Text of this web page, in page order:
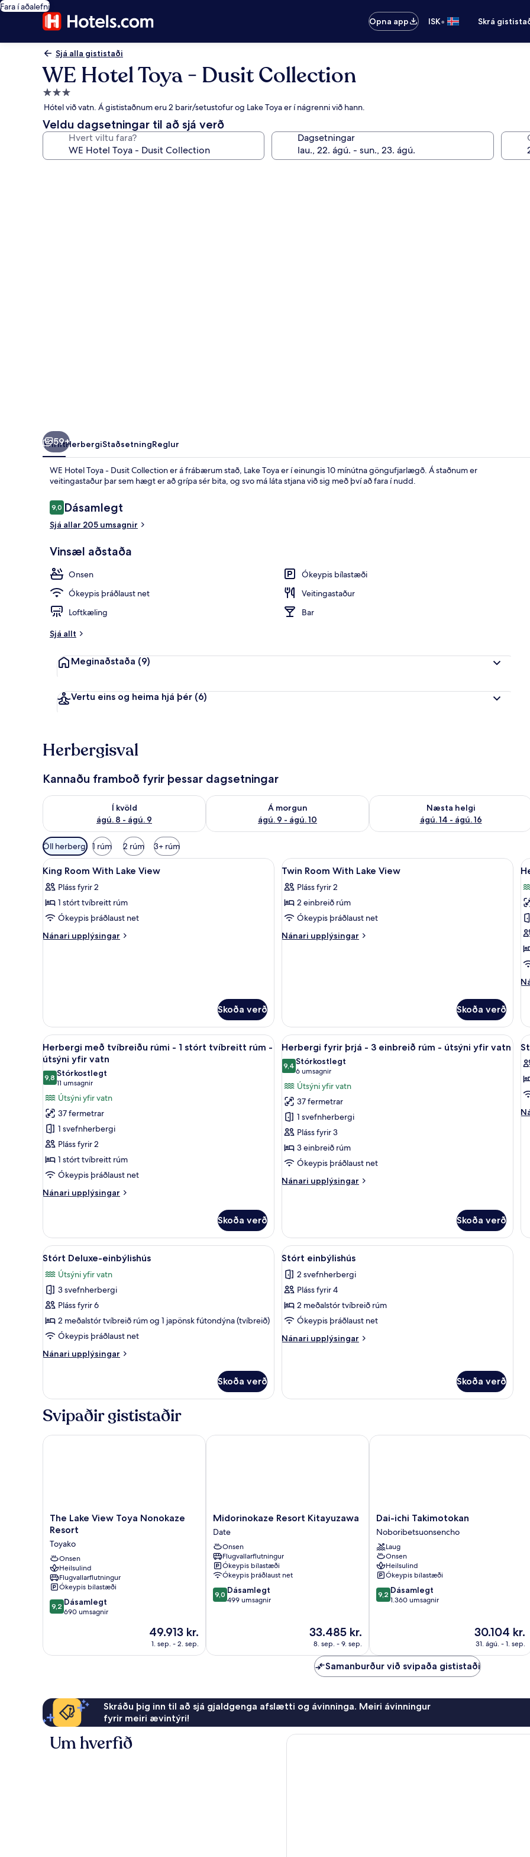
Fara í aðalefni
Opna app
ISK• Skrá
Sjá alla gististaði
WE Hotel Toya - Dusit Collection
3.0
stjörnu
gististaður
Hótel við vatn. Á gististaðnum eru 2 barir/setustofur og Lake Toya er í nágrenni við hann.
Veldu dagsetningar til að sjá verð
Hvert viltu fara? Dagsetningar
59+
YfirlitHerbergiStaðsetningReglur
WE Hotel Toya - Dusit Collection er á frábærum stað, Lake Toya er í einungis 10 mínútna göngufjarlægð. Á staðnum er
veitingastaður þar sem hægt er að grípa sér bita, og svo má láta stjana við sig með því að fara í nudd.
Umsagnir
9,09,0 af 10
Dásamlegt
Sjá allar 205 umsagnir
Vinsæl aðstaða
Onsen
Ókeypis bílastæði
Ókeypis þráðlaust net
Veitingastaður
Loftkæling
Bar
Sjá allt
Meginaðstaða (9)
Vertu eins og heima hjá þér (6)
Herbergisval
Kannaðu framboð fyrir þessar dagsetningar
Í kvöld
ágú. 8 - ágú. 9
Athuga framboð í kvöld ágú. 8 - ágú. 9
Á morgun
ágú. 9 - ágú. 10
Athuga framboð á morgun ágú. 9 - ágú. 10
Næsta helgi
ágú. 14 - ágú. 16
Athuga framboð næstu helgi ágú. 14 -
Síur
í
boði
fyrir
herbergi
Öll herbergi 1 rúm 2 rúm 3+ rúm
Skoða
allar
myndir
fyrir
King
Room
Rúmföt af bestu gerð, dúnsængur, rúm með „pillowtop“-dýnum
10
King Room With Lake View
Pláss fyrir 2
1 stórt tvíbreitt rúm
Ókeypis þráðlaust net
Nánari upplýsingar
Nánari
Skoða verð
Skoða
allar
myndir
fyrir
Twin
Room
Rúmföt af bestu gerð, dúnsængur,
9
Twin Room With Lake View
Pláss fyrir 2
2 einbreið rúm
Ókeypis þráðlaust net
Nánari upplýsingar
Nánari
Skoða verð
-
-
Skoða
allar
myndir
fyrir
Herbergi
með
tvíbreiðu
rúmi
-
1
stórt
tvíbreitt
útsýni
yfir
vatn
Herbergi með tvíbreiðu rúmi - 1 stórt tvíbreitt rúm - útsýni yfir vatn | Rúmföt af bestu gerð, dúnsængur,
12
Herbergi með tvíbreiðu rúmi - 1 stórt tvíbreitt rúm -
útsýni yfir vatn
9,89,8 af 10
Stórkostlegt
11 umsagnir
(11
umsagnir)
Útsýni yfir vatn
37 fermetrar
1 svefnherbergi
Pláss fyrir 2
1 stórt tvíbreitt rúm
Ókeypis þráðlaust net
Nánari upplýsingar
Nánari
með
tvíbreiðu
rúmi
stórt
tvíbreitt
rúm
-
útsýni
yfir
vatn
Skoða verð
Skoða
allar
myndir
fyrir
Herbergi
fyrir
þrjá
-
3
einbreið
rúm
vatn
Herbergi fyrir þrjá - 3 einbreið rúm
8
Herbergi fyrir þrjá - 3 einbreið rúm - útsýni yfir vatn
9,49,4 af 10
Stórkostlegt
6 umsagnir
(6
umsagnir)
Útsýni yfir vatn
37 fermetrar
1 svefnherbergi
Pláss fyrir 3
3 einbreið rúm
Ókeypis þráðlaust net
Nánari upplýsingar
Nánari
þrjá
3
rúm
yfir
vatn
Skoða verð
Skoða
allar
myndir
fyrir
Stórt
Deluxe-
einbýlishús
Stórt Deluxe-einbýlishús | Rúmföt af bestu gerð, dúnsængur, rúm með „pillowtop“-dýnum
1
Stórt Deluxe-einbýlishús
Útsýni yfir vatn
3 svefnherbergi
Pláss fyrir 6
2 meðalstór tvíbreið rúm og 1 japönsk fútondýna (tvíbreið)
Ókeypis þráðlaust net
Nánari upplýsingar
Nánari
Deluxe-
einbýlishús
Skoða verð
Skoða
allar
myndir
fyrir
Stórt
einbýlishús
Stórt einbýlishús | Rúmföt af bestu
1
Stórt einbýlishús
2 svefnherbergi
Pláss fyrir 4
2 meðalstór tvíbreið rúm
Ókeypis þráðlaust net
Nánari upplýsingar
Nánari
Skoða verð
Svipaðir gististaðir
The
Lake
Toya
Nonokaze
Resort
Toyako
The Lake View Toya Nonokaze
Resort
Toyako
Onsen
Heilsulind
Flugvallarflutningur
Ókeypis bílastæði
9.2
af
umsagnir
9,2 Dásamlegt
690 umsagnir
Verðið
er
49.913 kr.
49.913 kr.
1. sep. - 2. sep.
The Lake View Toya Nonokaze Resort
Midorinokaze
Resort
Kitayuzawa
Date
Midorinokaze Resort Kitayuzawa
Date
Onsen
Flugvallarflutningur
Ókeypis bílastæði
Ókeypis þráðlaust net
9.0
af
9,0 Dásamlegt
499 umsagnir
Verðið
er
33.485 kr.
33.485 kr.
8. sep. - 9. sep.
Midorinokaze Resort Kitayuzawa
Dai-
ichi
Takimotokan
Noboribetsuonsencho
Dai-ichi Takimotokan
Noboribetsuonsencho
Laug
Onsen
Heilsulind
Ókeypis bílastæði
9.2
af
9,2 Dásamlegt
1.360 umsagnir
Verðið
er
30.104 kr.
30.104 kr.
31. ágú. - 1. sep.
Dai-ichi Takimotokan
Samanburður við svipaða gististaði
Skráðu þig inn til að sjá gjaldgenga afslætti og ávinninga. Meiri ávinningur
fyrir meiri ævintýri!
Um hverfið